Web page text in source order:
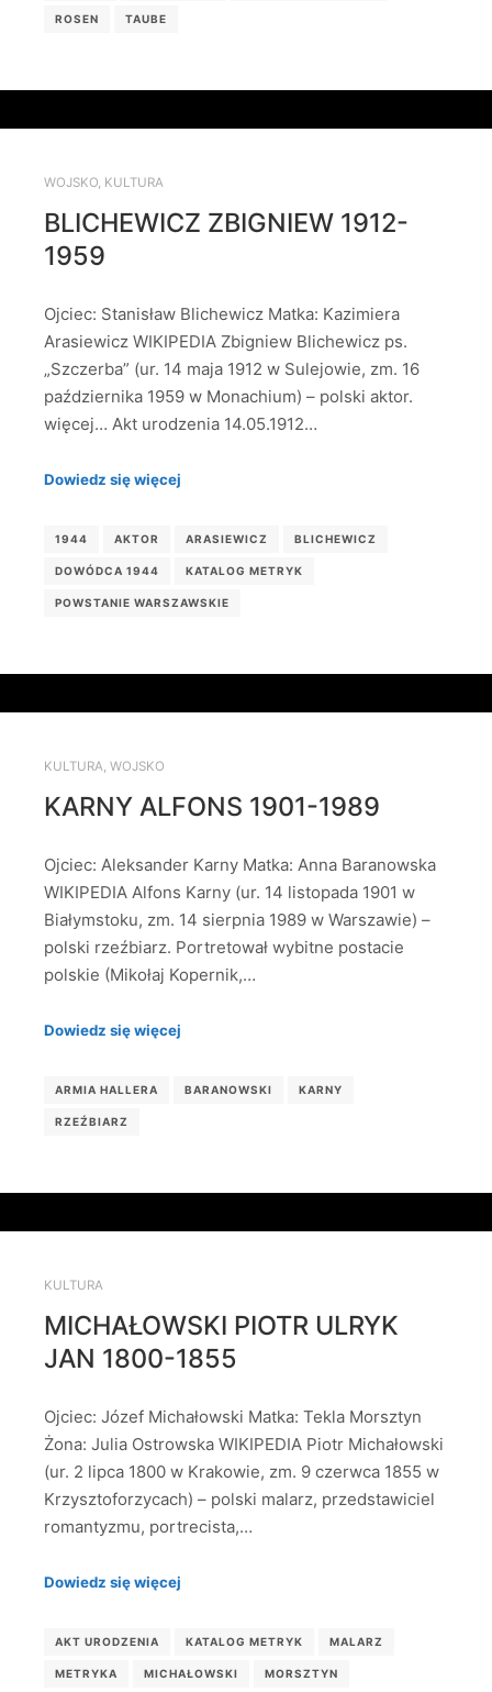
ROSEN TAUBE
WOJSKO, KULTURA
BLICHEWICZ ZBIGNIEW 1912-
1959
Ojciec: Stanisław Blichewicz Matka: Kazimiera
Arasiewicz WIKIPEDIA Zbigniew Blichewicz ps.
„Szczerba” (ur. 14 maja 1912 w Sulejowie, zm. 16
października 1959 w Monachium) – polski aktor.
więcej… Akt urodzenia 14.05.1912…
Dowiedz się więcej
1944 AKTOR ARASIEWICZ BLICHEWICZ
DOWÓDCA 1944 KATALOG METRYK
POWSTANIE WARSZAWSKIE
KULTURA, WOJSKO
KARNY ALFONS 1901-1989
Ojciec: Aleksander Karny Matka: Anna Baranowska
WIKIPEDIA Alfons Karny (ur. 14 listopada 1901 w
Białymstoku, zm. 14 sierpnia 1989 w Warszawie) –
polski rzeźbiarz. Portretował wybitne postacie
polskie (Mikołaj Kopernik,…
Dowiedz się więcej
ARMIA HALLERA BARANOWSKI KARNY
RZEŹBIARZ
KULTURA
MICHAŁOWSKI PIOTR ULRYK
JAN 1800-1855
Ojciec: Józef Michałowski Matka: Tekla Morsztyn
Żona: Julia Ostrowska WIKIPEDIA Piotr Michałowski
(ur. 2 lipca 1800 w Krakowie, zm. 9 czerwca 1855 w
Krzysztoforzycach) – polski malarz, przedstawiciel
romantyzmu, portrecista,…
Dowiedz się więcej
AKT URODZENIA KATALOG METRYK MALARZ
METRYKA MICHAŁOWSKI MORSZTYN